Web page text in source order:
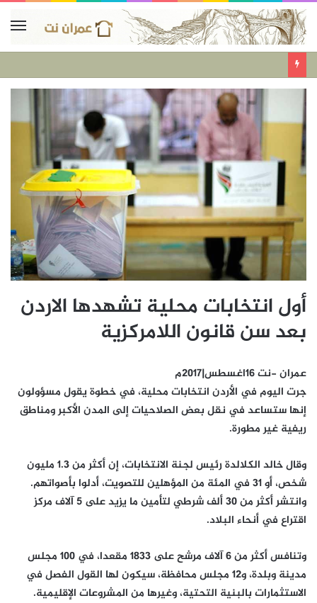
أول انتخابات محلية تشهدها الاردن
بعد سن قانون اللامركزية
عمران -نت 16اغسطس|2017م
جرت اليوم في الأردن انتخابات محلية، في خطوة يقول مسؤولون
إنها ستساعد في نقل بعض الصلاحيات إلى المدن الأكبر ومناطق
ريفية غير مطورة.
وقال خالد الكلالدة رئيس لجنة الانتخابات، إن أكثر من 1.3 مليون
شخص، أو 31 في المئة من المؤهلين للتصويت، أدلوا بأصواتهم.
وانتشر أكثر من 30 ألف شرطي لتأمين ما يزيد على 5 آلاف مركز
اقتراع في أنحاء البلاد.
وتنافس أكثر من 6 آلاف مرشح على 1833 مقعدا، في 100 مجلس
مدينة وبلدة، و12 مجلس محافظة، سيكون لها القول الفصل في
الاستثمارات بالبنية التحتية، وغيرها من المشروعات الإقليمية.